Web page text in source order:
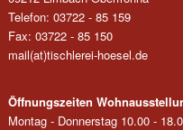
Telefon: 03722 - 85 159
Fax: 03722 - 85 150
mail(at)tischlerei-hoesel.de
Öffnungszeiten
Montag - Donnerstag 10.00 -